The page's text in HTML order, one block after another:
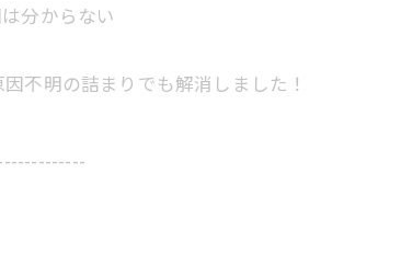
分からない
不明の詰まりでも解消しました！